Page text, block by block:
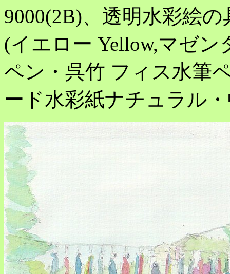
9000(2B)、透明水彩絵
(イエロー Yellow,マゼン
ペン・呉竹 フィス水筆
ード水彩紙ナチュラル